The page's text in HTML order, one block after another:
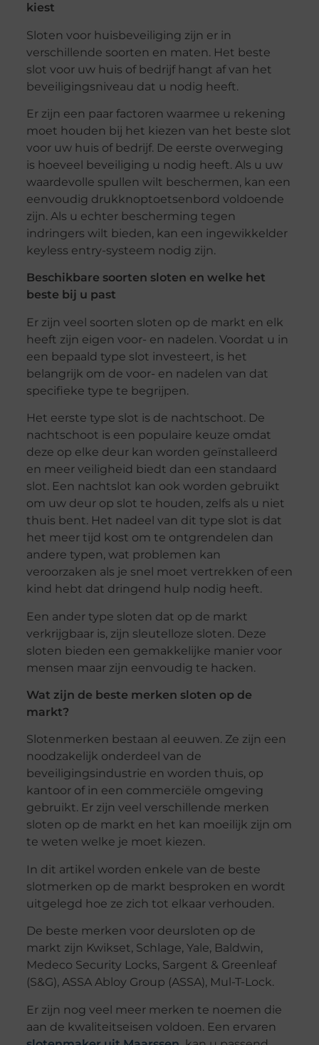
kiest
Sloten voor huisbeveiliging zijn er in
verschillende soorten en maten. Het beste
slot voor uw huis of bedrijf hangt af van het
beveiligingsniveau dat u nodig heeft.
Er zijn een paar factoren waarmee u rekening
moet houden bij het kiezen van het beste slot
voor uw huis of bedrijf. De eerste overweging
is hoeveel beveiliging u nodig heeft. Als u uw
waardevolle spullen wilt beschermen, kan een
eenvoudig drukknoptoetsenbord voldoende
zijn. Als u echter bescherming tegen
indringers wilt bieden, kan een ingewikkelder
keyless entry-systeem nodig zijn.
Beschikbare soorten sloten en welke het
beste bij u past
Er zijn veel soorten sloten op de markt en elk
heeft zijn eigen voor- en nadelen. Voordat u in
een bepaald type slot investeert, is het
belangrijk om de voor- en nadelen van dat
specifieke type te begrijpen.
Het eerste type slot is de nachtschoot. De
nachtschoot is een populaire keuze omdat
deze op elke deur kan worden geïnstalleerd
en meer veiligheid biedt dan een standaard
slot. Een nachtslot kan ook worden gebruikt
om uw deur op slot te houden, zelfs als u niet
thuis bent. Het nadeel van dit type slot is dat
het meer tijd kost om te ontgrendelen dan
andere typen, wat problemen kan
veroorzaken als je snel moet vertrekken of een
kind hebt dat dringend hulp nodig heeft.
Een ander type sloten dat op de markt
verkrijgbaar is, zijn sleutelloze sloten. Deze
sloten bieden een gemakkelijke manier voor
mensen maar zijn eenvoudig te hacken.
Wat zijn de beste merken sloten op de
markt?
Slotenmerken bestaan al eeuwen. Ze zijn een
noodzakelijk onderdeel van de
beveiligingsindustrie en worden thuis, op
kantoor of in een commerciële omgeving
gebruikt. Er zijn veel verschillende merken
sloten op de markt en het kan moeilijk zijn om
te weten welke je moet kiezen.
In dit artikel worden enkele van de beste
slotmerken op de markt besproken en wordt
uitgelegd hoe ze zich tot elkaar verhouden.
De beste merken voor deursloten op de
markt zijn Kwikset, Schlage, Yale, Baldwin,
Medeco Security Locks, Sargent & Greenleaf
(S&G), ASSA Abloy Group (ASSA), Mul-T-Lock.
Er zijn nog veel meer merken te noemen die
aan de kwaliteitseisen voldoen. Een ervaren